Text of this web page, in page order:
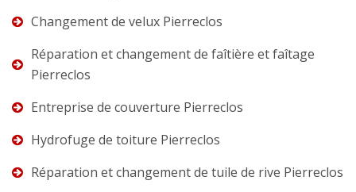
Changement de velux Pierreclos
Réparation et changement de faîtière et faîtage
Pierreclos
Entreprise de couverture Pierreclos
Hydrofuge de toiture Pierreclos
Réparation et changement de tuile de rive Pierreclos